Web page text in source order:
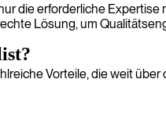
die erforderliche
Lösung, um
Vorteile, die weit